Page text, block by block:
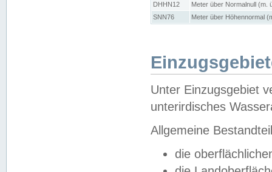
DHHN12
Meter über Normalnull (m.
SNN76
Meter über Höhennormal
Unter Einzugsgebiet
unterirdisches
Allgemeine
die